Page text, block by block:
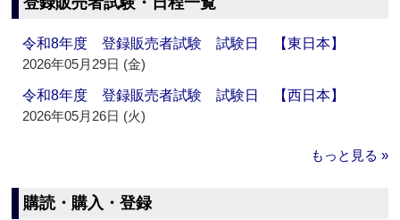
令和8年度 登録販売者試験 試験日 【東日本】
2026年05月29日 (金)
令和8年度 登録販売者試験 試験日 【西日本】
2026年05月26日 (火)
もっと見る »
購読・購入・登録